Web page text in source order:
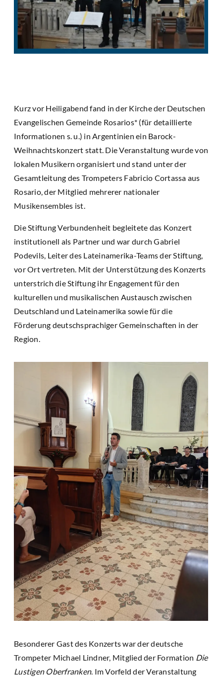
Kurz vor Heiligabend fand in der Kirche der Deutschen
Evangelischen Gemeinde Rosarios* (für detaillierte
Informationen s. u.) in Argentinien ein Barock-
Weihnachtskonzert statt. Die Veranstaltung wurde von
lokalen Musikern organisiert und stand unter der
Gesamtleitung des Trompeters Fabricio Cortassa aus
Rosario, der Mitglied mehrerer nationaler
Musikensembles ist.
Die Stiftung Verbundenheit begleitete das Konzert
institutionell als Partner und war durch Gabriel
Podevils, Leiter des Lateinamerika-Teams der Stiftung,
vor Ort vertreten. Mit der Unterstützung des Konzerts
unterstrich die Stiftung ihr Engagement für den
kulturellen und musikalischen Austausch zwischen
Deutschland und Lateinamerika sowie für die
Förderung deutschsprachiger Gemeinschaften in der
Region.
Besonderer Gast des Konzerts war der deutsche
Trompeter Michael Lindner, Mitglied der Formation Die
Lustigen Oberfranken. Im Vorfeld der Veranstaltung